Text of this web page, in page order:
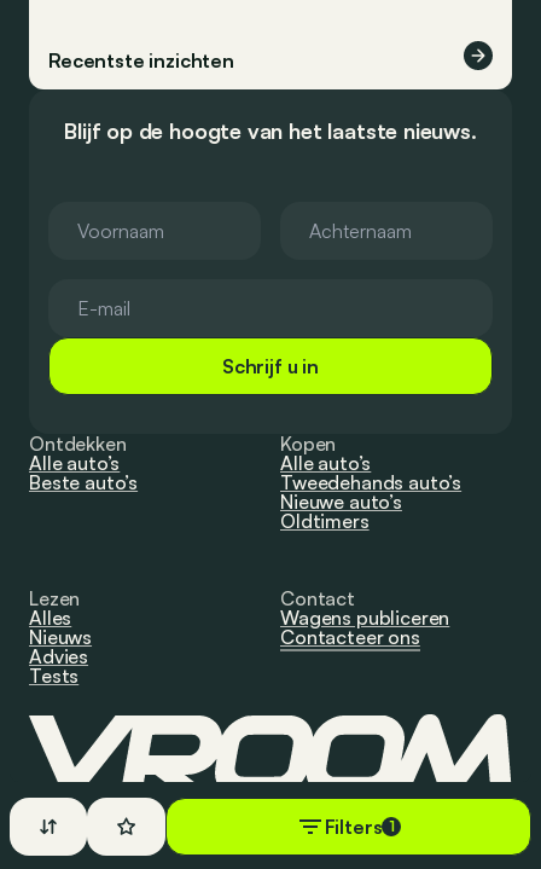
Filters 1
Recentste inzichten
Blijf op de hoogte van het laatste nieuws.
Schrijf u in
Ontdekken
Alle auto’s
Beste auto’s
Kopen
Alle auto’s
Tweedehands auto’s
Nieuwe auto’s
Oldtimers
Lezen
Alles
Nieuws
Advies
Tests
Contact
Wagens publiceren
Contacteer ons
© 2025 Vroom. Alle rechten voorbehouden.
Privacybeleid GebruiksvoorwaardenCookiebeheer